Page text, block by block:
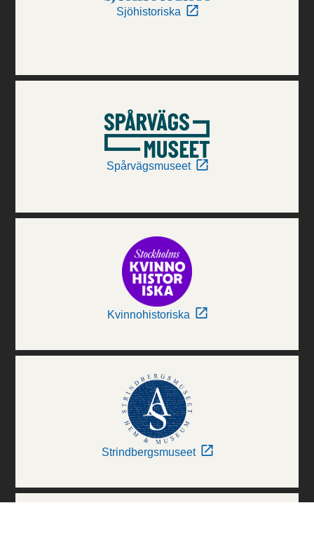
Sjöhistoriska
Spårvägsmuseet
Kvinnohistoriska
Strindbergsmuseet